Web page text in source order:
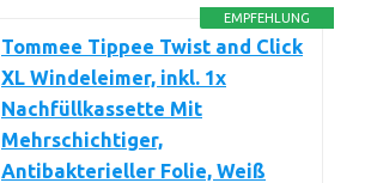
EMPFEHLUNG
Tommee Tippee Twist and Click
XL Windeleimer, inkl. 1x
Nachfüllkassette Mit
Mehrschichtiger,
Antibakterieller Folie, Weiß